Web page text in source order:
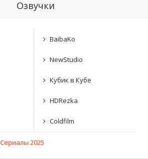
Озвучки
BaibaKo
NewStudio
Кубик в Кубе
HDRezka
Coldfilm
Сериалы 2025